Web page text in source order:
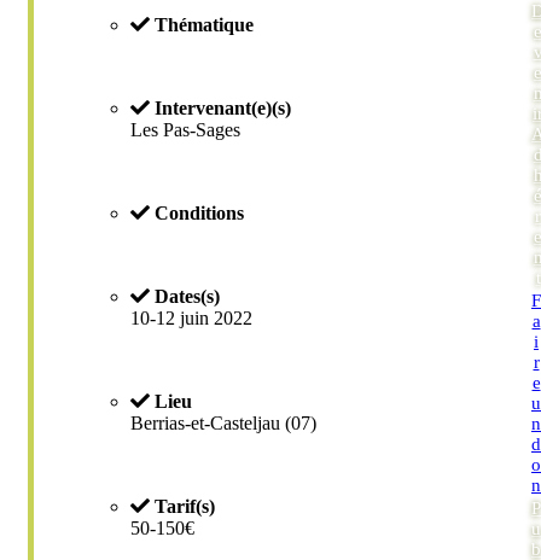
Thématique
Intervenant(e)(s)
Les Pas-Sages
Conditions
Dates(s)
10-12 juin 2022
Lieu
Berrias-et-Casteljau (07)
Tarif(s)
50-150€
e
e
é
r
e
t
F
a
i
r
e
u
n
d
o
n
P
u
b